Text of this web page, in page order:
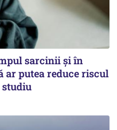
sarcinii și în
ar putea reduce riscul
studiu